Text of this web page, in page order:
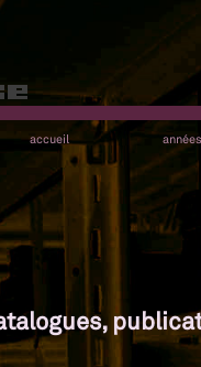
accueil années